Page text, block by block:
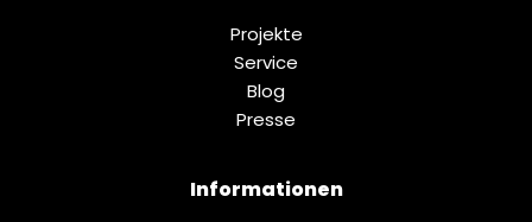
Projekte
Service
Blog
Presse
Informationen